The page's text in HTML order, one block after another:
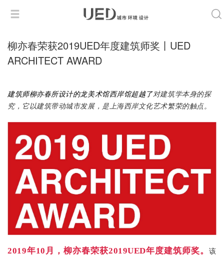
柳亦春荣获2019UED年度建筑师奖丨UED
ARCHITECT AWARD
建筑师柳亦春所设计的龙美术馆西岸馆超越了对建筑学本身的探
究，它以建筑带动城市发展，是上海西岸文化艺术繁荣的触点。
2019年10月，柳亦春荣获2019UED年度建筑师奖。该